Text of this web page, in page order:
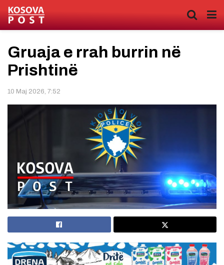
Gruaja e rrah burrin në
Prishtinë
10 Maj 2026, 7:52